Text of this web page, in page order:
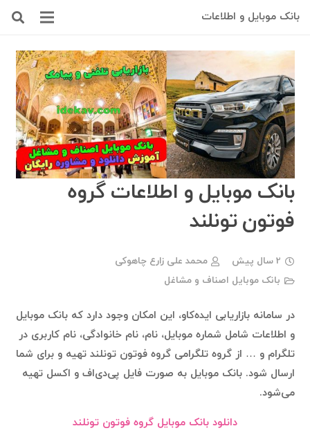
بانک موبایل و اطلاعات
بانک موبایل و اطلاعات گروه
فوتون تونلند
2 سال پیش
محمد علی زارع چاهوکی
بانک موبایل اصناف و مشاغل
در سامانه بازاریابی ایده‌کاو، این امکان وجود دارد که بانک موبایل
و اطلاعات شامل شماره موبایل، نام، نام خانوادگی، نام کاربری در
تلگرام و … از گروه تلگرامی گروه فوتون تونلند تهیه و برای شما
ارسال شود. بانک موبایل به صورت فایل پی‌دی‌اف و اکسل تهیه
می‌شود.
دانلود بانک موبایل گروه فوتون تونلند